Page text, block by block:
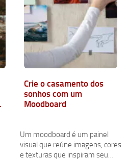
Crie o casamento dos
sonhos com um
Moodboard
Um moodboard é um painel
visual que reúne imagens, cores
e texturas que inspiram seu…